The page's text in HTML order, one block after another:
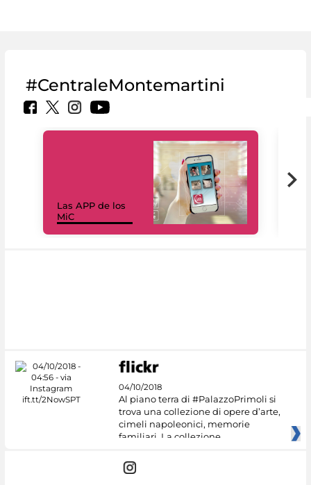
#CentraleMontemartini
Las APP de los
MiC
04/10/2018
Al piano terra di #PalazzoPrimoli si
trova una collezione di opere d’arte,
cimeli napoleonici, memorie
familiari. La collezione